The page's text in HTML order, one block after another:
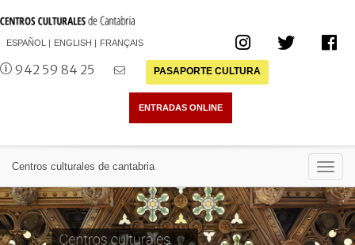
ESPAÑOL ENGLISH FRANÇAIS
942 59 84 25 PASAPORTE CULTURA
Centros culturales de cantabria